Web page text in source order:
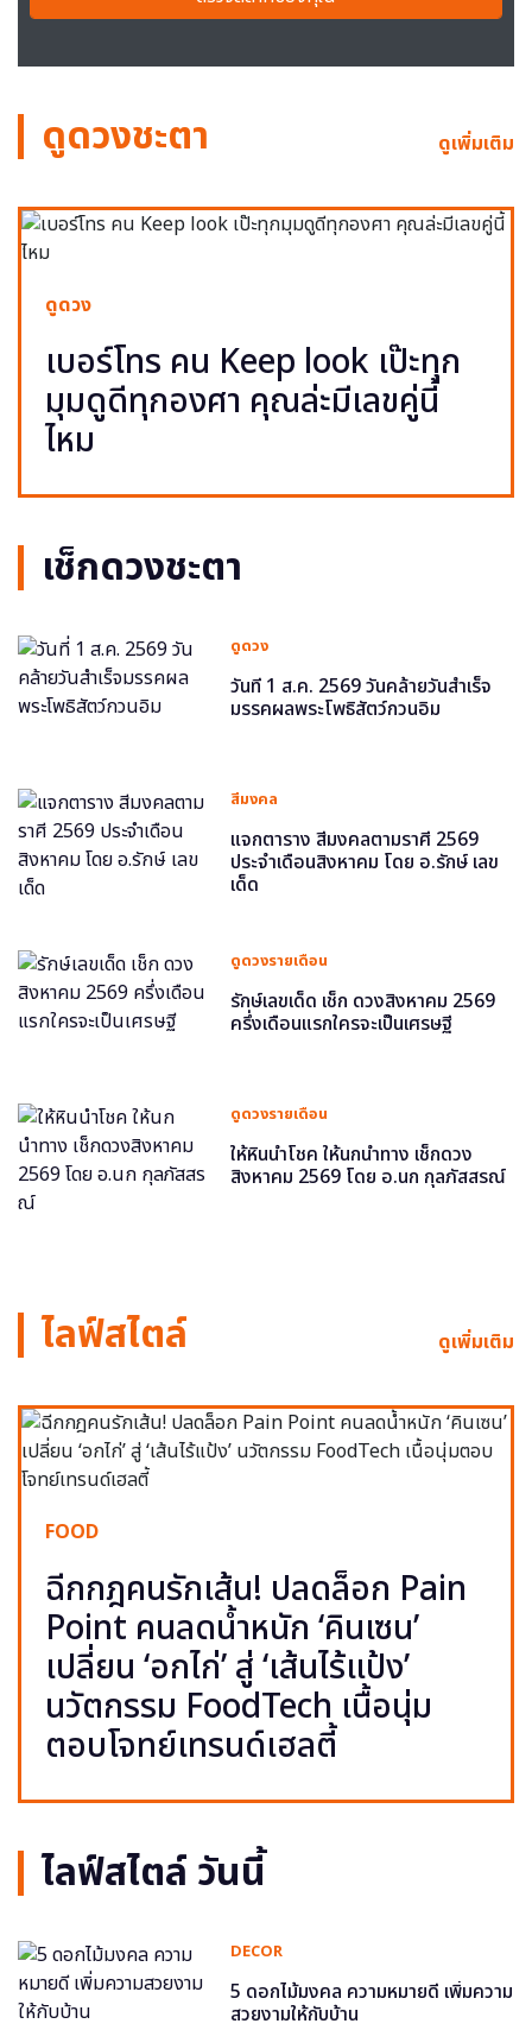
ดูดวงชะตา ดูเพิ่มเติม
ดูดวง
เบอร์โทร คน Keep look เป๊ะทุก
มุมดูดีทุกองศา คุณล่ะมีเลขคู่นี้
ไหม
เช็กดวงชะตา
ดูดวง
วันที่ 1 ส.ค. 2569 วันคล้ายวันสำเร็จ
มรรคผลพระโพธิสัตว์กวนอิม
สีมงคล
แจกตาราง สีมงคลตามราศี 2569
ประจำเดือนสิงหาคม โดย อ.รักษ์ เลข
เด็ด
ดูดวงรายเดือน
รักษ์เลขเด็ด เช็ก ดวงสิงหาคม 2569
ครึ่งเดือนแรกใครจะเป็นเศรษฐี
ดูดวงรายเดือน
ให้หินนำโชค ให้นกนำทาง เช็กดวง
สิงหาคม 2569 โดย อ.นก กุลภัสสรณ์
ไลฟ์สไตล์ ดูเพิ่มเติม
FOOD
ฉีกกฎคนรักเส้น! ปลดล็อก Pain
Point คนลดน้ำหนัก ‘คินเซน’
เปลี่ยน ‘อกไก่’ สู่ ‘เส้นไร้แป้ง’
นวัตกรรม FoodTech เนื้อนุ่ม
ตอบโจทย์เทรนด์เฮลตี้
ไลฟ์สไตล์ วันนี้
DECOR
5 ดอกไม้มงคล ความหมายดี เพิ่มความ
สวยงามให้กับบ้าน